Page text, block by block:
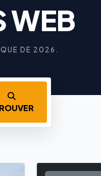
WEB
DE 2026.